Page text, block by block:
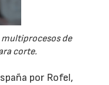
de
corte.
por Rofel,